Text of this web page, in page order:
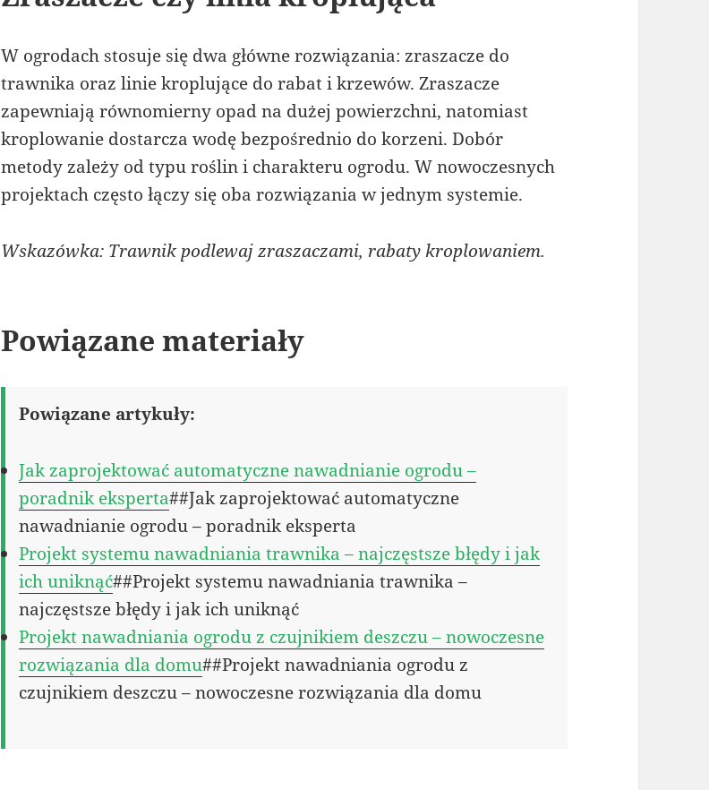
W ogrodach stosuje się dwa główne rozwiązania: zraszacze do
trawnika oraz linie kroplujące do rabat i krzewów. Zraszacze
zapewniają równomierny opad na dużej powierzchni, natomiast
kroplowanie dostarcza wodę bezpośrednio do korzeni. Dobór
metody zależy od typu roślin i charakteru ogrodu. W nowoczesnych
projektach często łączy się oba rozwiązania w jednym systemie.
Wskazówka: Trawnik podlewaj zraszaczami, rabaty kroplowaniem.
Powiązane materiały
Powiązane artykuły:
Jak zaprojektować automatyczne nawadnianie ogrodu –
poradnik eksperta##Jak zaprojektować automatyczne
nawadnianie ogrodu – poradnik eksperta
Projekt systemu nawadniania trawnika – najczęstsze błędy i jak
ich uniknąć##Projekt systemu nawadniania trawnika –
najczęstsze błędy i jak ich uniknąć
Projekt nawadniania ogrodu z czujnikiem deszczu – nowoczesne
rozwiązania dla domu##Projekt nawadniania ogrodu z
czujnikiem deszczu – nowoczesne rozwiązania dla domu